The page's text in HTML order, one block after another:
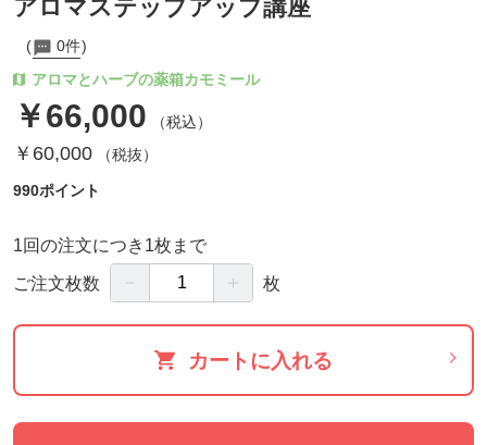
アロマステップアップ講座
0件
アロマとハーブの薬箱カモミール
￥66,000 （税込）
￥60,000（税抜）
990ポイント
1回の注文につき1枚まで
ご注文枚数 － ＋ 枚
カートに入れる